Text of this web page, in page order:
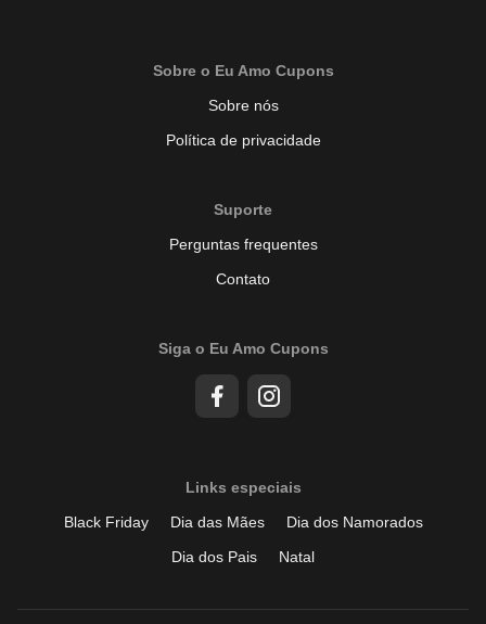
Sobre o Eu Amo Cupons
Sobre nós
Política de privacidade
Suporte
Perguntas frequentes
Contato
Siga o Eu Amo Cupons
Links especiais
Black Friday
Dia das Mães
Dia dos Namorados
Dia dos Pais
Natal